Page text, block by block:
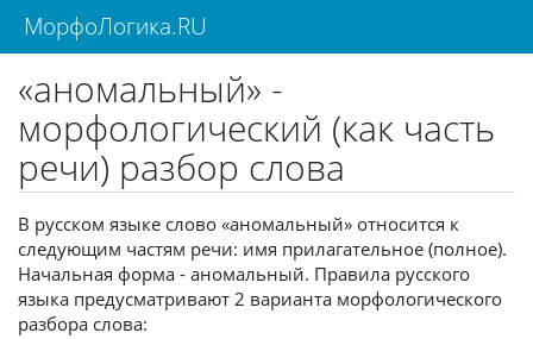
МорфоЛогика.RU
«аномальный» -
морфологический (как часть
речи) разбор слова
В русском языке слово «аномальный» относится к
следующим частям речи: имя прилагательное (полное).
Начальная форма - аномальный. Правила русского
языка предусматривают 2 варианта морфологического
разбора слова: